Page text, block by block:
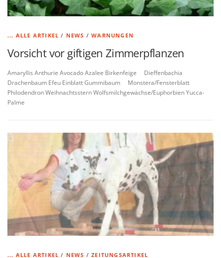
... ALLE ARTIKEL / NEWS /WARNUNGEN
Vorsicht vor giftigen Zimmerpflanzen
Amaryllis Anthurie Avocado Azalee Birkenfeige Dieffenbachia
Drachenbaum Efeu Einblatt Gummibaum Monstera/Fensterblatt
Philodendron Weihnachtsstern Wolfsmilchgewächse/Euphorbien Yucca-
Palme
... ALLE ARTIKEL / NEWS /ZEITUNGSARTIKEL